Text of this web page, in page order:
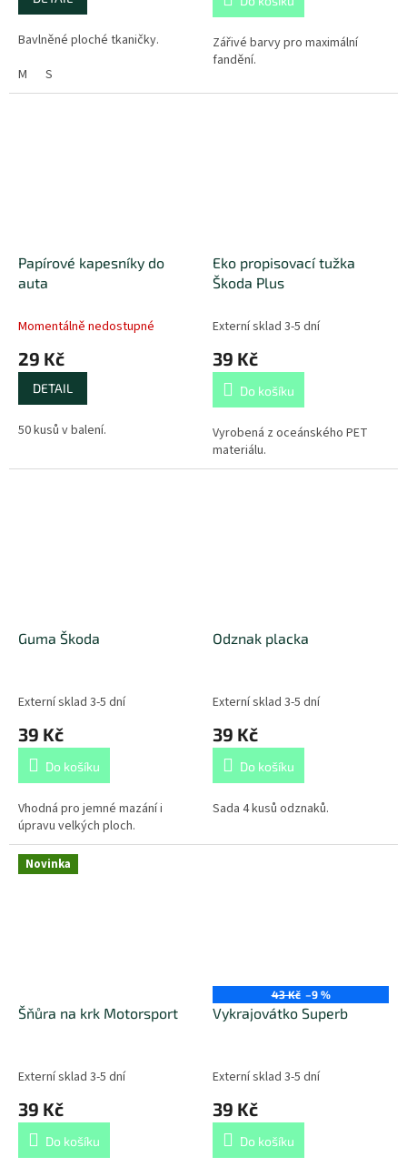
Bavlněné ploché tkaničky.
M
S
Zářivé barvy pro maximální
fandění.
Papírové kapesníky do
auta
Momentálně nedostupné
29 Kč
DETAIL
50 kusů v balení.
Eko propisovací tužka
Škoda Plus
Externí sklad 3-5 dní
39 Kč
Do košíku
Vyrobená z oceánského PET
materiálu.
Guma Škoda
Externí sklad 3-5 dní
39 Kč
Do košíku
Vhodná pro jemné mazání i
úpravu velkých ploch.
Odznak placka
Externí sklad 3-5 dní
39 Kč
Do košíku
Sada 4 kusů odznaků.
Novinka
Šňůra na krk Motorsport
Externí sklad 3-5 dní
39 Kč
Do košíku
43 Kč –9 %
Vykrajovátko Superb
Externí sklad 3-5 dní
39 Kč
Do košíku